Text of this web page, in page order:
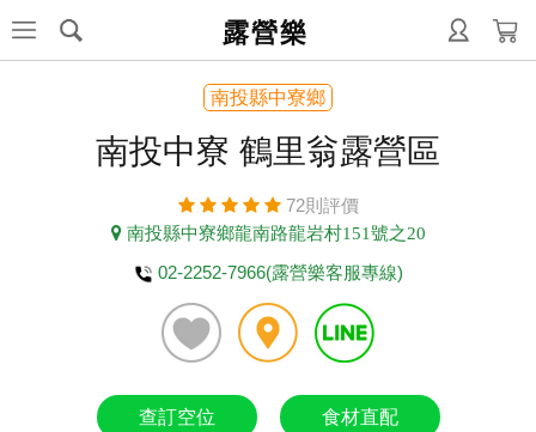
露營樂
南投縣中寮鄉
南投中寮 鶴里翁露營區
72則評價
南投縣中寮鄉龍南路龍岩村151號之20
02-2252-7966(露營樂客服專線)
查訂空位 食材直配